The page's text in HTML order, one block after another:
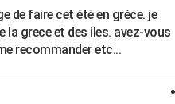
de faire cet été en gréce. je
la grece et des iles. avez-vous
recommander etc...